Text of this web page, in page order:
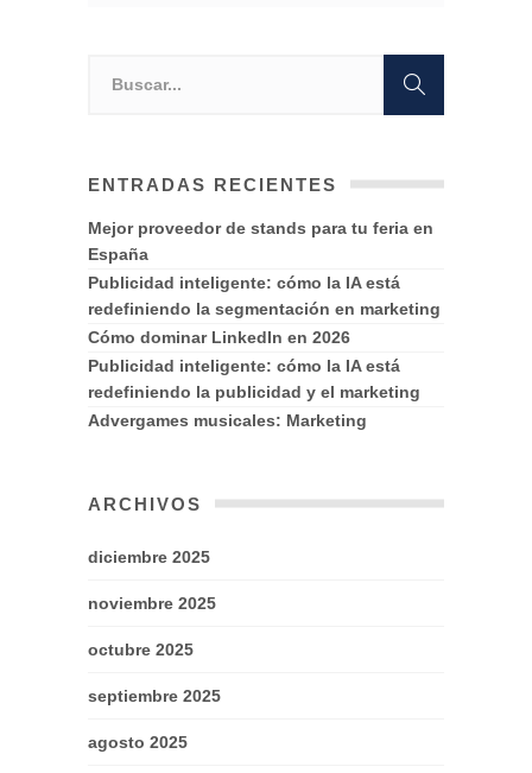
ENTRADAS RECIENTES
Mejor proveedor de stands para tu feria en
España
Publicidad inteligente: cómo la IA está
redefiniendo la segmentación en marketing
Cómo dominar LinkedIn en 2026
Publicidad inteligente: cómo la IA está
redefiniendo la publicidad y el marketing
Advergames musicales: Marketing
ARCHIVOS
diciembre 2025
noviembre 2025
octubre 2025
septiembre 2025
agosto 2025